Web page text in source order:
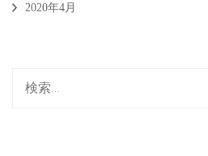
2020年4月
検